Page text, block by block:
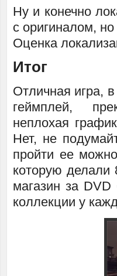
Ну и конечно
с оригиналом,
Оценка
Итог
Отличная игра,
геймплей,
неплохая
Нет, не
пройти ее
которую делали
магазин за
коллекции у